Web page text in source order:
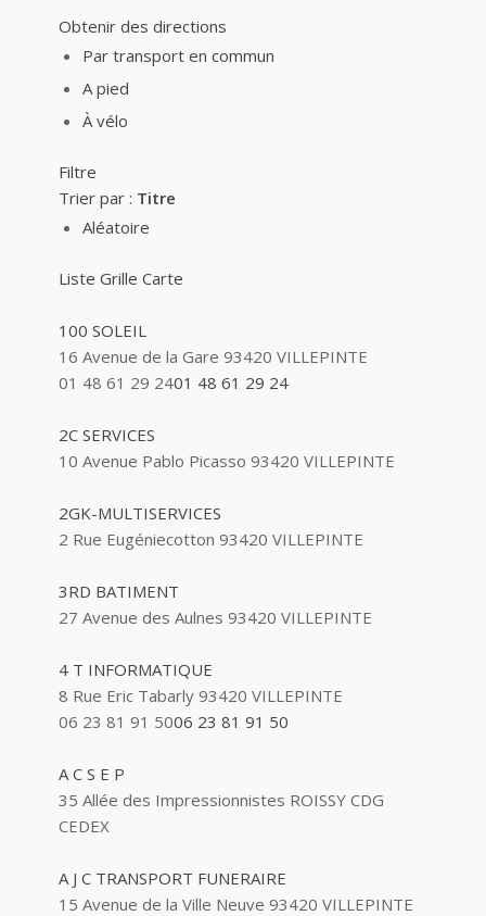
Obtenir des directions
Par transport en commun
A pied
À vélo
Filtre
Trier par : Titre
Aléatoire
Liste Grille Carte
100 SOLEIL
16 Avenue de la Gare 93420 VILLEPINTE
01 48 61 29 2401 48 61 29 24
2C SERVICES
10 Avenue Pablo Picasso 93420 VILLEPINTE
2GK-MULTISERVICES
2 Rue Eugéniecotton 93420 VILLEPINTE
3RD BATIMENT
27 Avenue des Aulnes 93420 VILLEPINTE
4 T INFORMATIQUE
8 Rue Eric Tabarly 93420 VILLEPINTE
06 23 81 91 5006 23 81 91 50
A C S E P
35 Allée des Impressionnistes ROISSY CDG
CEDEX
A J C TRANSPORT FUNERAIRE
15 Avenue de la Ville Neuve 93420 VILLEPINTE